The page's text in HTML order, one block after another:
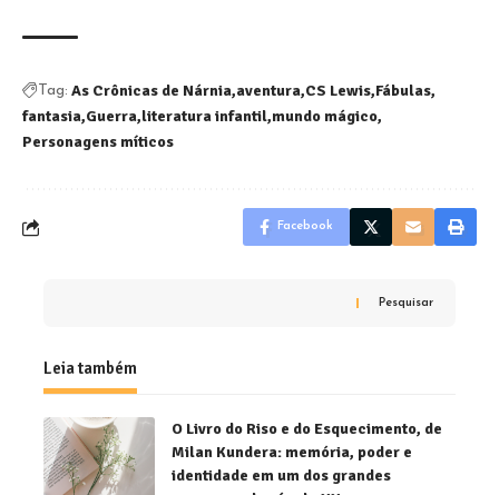
Tag: As Crônicas de Nárnia aventura CS Lewis Fábulas
fantasia Guerra literatura infantil mundo mágico
Personagens míticos
Facebook
Pesquisar
Leia também
O Livro do Riso e do Esquecimento, de
Milan Kundera: memória, poder e
identidade em um dos grandes